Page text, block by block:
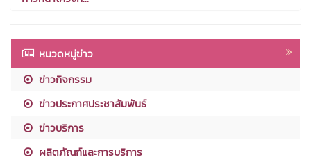
หมวดหมู่ข่าว
ข่าวกิจกรรม
ข่าวประกาศประชาสัมพันธ์
ข่าวบริการ
ผลิตภัณฑ์และการบริการ